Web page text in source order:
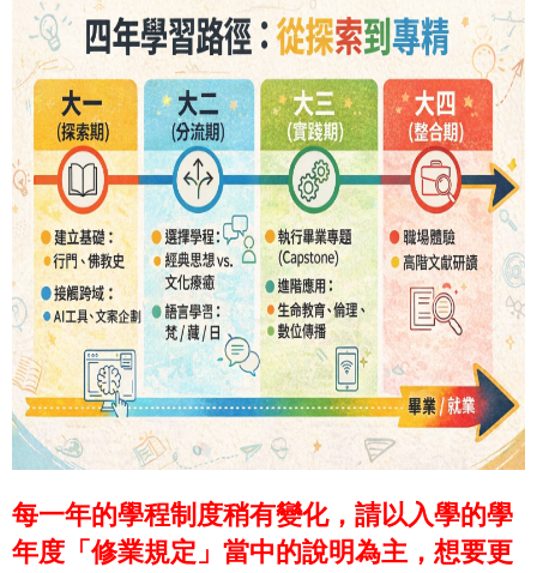
每一年的學程制度稍有變化，請以入學的學
年度「修業規定」當中的說明為主， 想要更